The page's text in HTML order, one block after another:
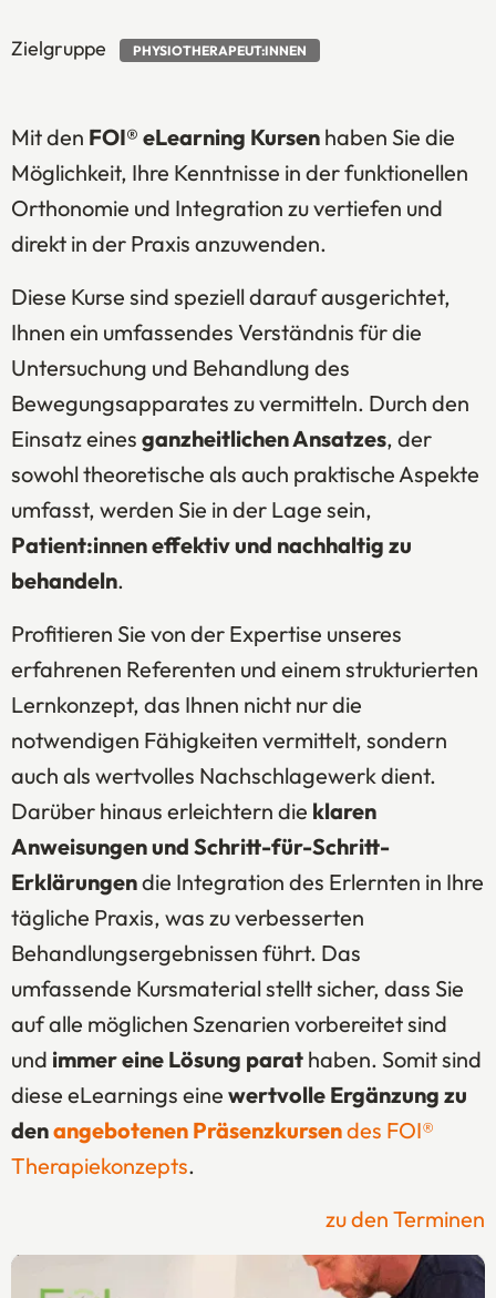
Zielgruppe PHYSIOTHERAPEUT:INNEN
Mit den FOI® eLearning Kursen haben Sie die
Möglichkeit, Ihre Kenntnisse in der funktionellen
Orthonomie und Integration zu vertiefen und
direkt in der Praxis anzuwenden.
Diese Kurse sind speziell darauf ausgerichtet,
Ihnen ein umfassendes Verständnis für die
Untersuchung und Behandlung des
Bewegungsapparates zu vermitteln. Durch den
Einsatz eines ganzheitlichen Ansatzes, der
sowohl theoretische als auch praktische Aspekte
umfasst, werden Sie in der Lage sein,
Patient:innen effektiv und nachhaltig zu
behandeln.
Profitieren Sie von der Expertise unseres
erfahrenen Referenten und einem strukturierten
Lernkonzept, das Ihnen nicht nur die
notwendigen Fähigkeiten vermittelt, sondern
auch als wertvolles Nachschlagewerk dient.
Darüber hinaus erleichtern die klaren
Anweisungen und Schritt-für-Schritt-
Erklärungendie Integration des Erlernten in Ihre
tägliche Praxis, was zu verbesserten
Behandlungsergebnissen führt. Das
umfassende Kursmaterial stellt sicher, dass Sie
auf alle möglichen Szenarien vorbereitet sind
und immer eine Lösung parat haben. Somit sind
diese eLearnings eine wertvolle Ergänzung zu
denangebotenen Präsenzkursendes FOI®
Therapiekonzepts.
zu den Terminen